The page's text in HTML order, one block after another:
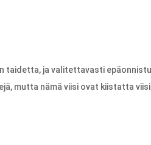
taidetta, ja valitettavasti
mutta nämä viisi ovat kiistatta